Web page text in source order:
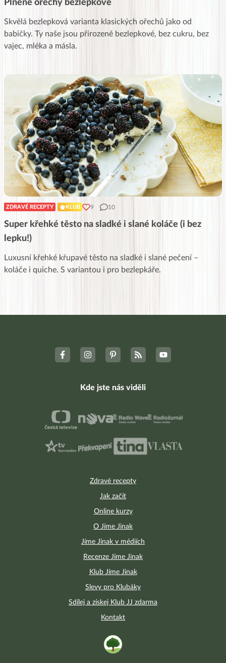
Plněné ořechy bezlepkové
Skvělá bezlepková varianta klasických ořechů jako od
babičky. Ty naše jsou přirozeně bezlepkové, bez cukru, bez
vajec, mléka a másla.
ZDRAVÉ RECEPTY KLUB 9 10
Super křehké těsto na sladké i slané koláče (i bez
lepku!)
Luxusní křehké křupavé těsto na sladké i slané pečení –
koláče i quiche. S variantou i pro bezlepkáře.
Zdravé recepty
Jak začít
Online kurzy
O Jíme Jinak
Jíme Jinak v médiích
Recenze Jíme Jinak
Klub Jíme Jinak
Slevy pro Klubáky
Sdílej a získej Klub JJ zdarma
Kontakt
Kde jste nás viděli